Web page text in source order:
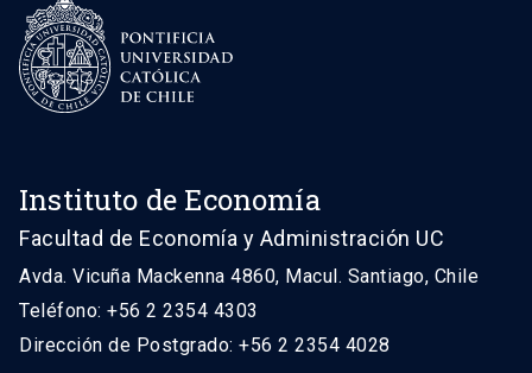
Instituto de Economía
Facultad de Economía y Administración UC
Avda. Vicuña Mackenna 4860, Macul. Santiago, Chile
Teléfono: +56 2 2354 4303
Dirección de Postgrado: +56 2 2354 4028